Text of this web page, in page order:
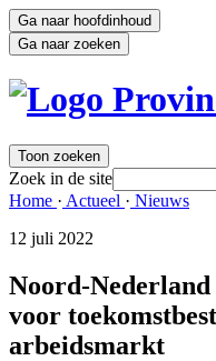
Ga naar hoofdinhoud
Ga naar zoeken
Toon zoeken
Zoek in de site
Home · Actueel · Nieuws
12 juli 2022
Noord-
voor
arbeidsmarkt